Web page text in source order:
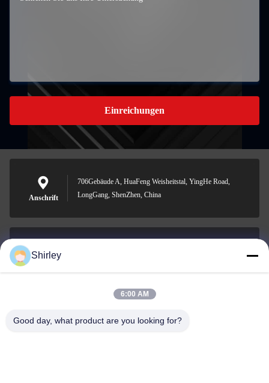
Einreichungen
Anschrift
706Gebäude A, HuaFeng Weisheitstal, YingHe Road,
LongGang, ShenZhen, China
E-Mail-Adresse
0086-18148506772
Shirley
6:00 AM
Good day, what product are you looking for?